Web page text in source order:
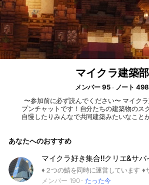
マイクラ建築部
メンバー 95
ノート 498
〜参加前に必ず読んでください〜 マイクラ建築勢のみのオー
プンチャットです！自分たちの建築物のス
自慢したりみんなで共同建築みたいなこと
ノートと上の『新規の方へ』の確認をお願
しょう。 ✅ノートに自己紹介をお願いします！ 【①なぜ参加
したのか ②どんな建築をしているか】 建
是非載せてください！ 『『全員にお願いしています。』』 ご
協力よろしくお願いします。 ここではマイクラの話や建築の
あなたへのおすすめ
メンバー 190
たった今